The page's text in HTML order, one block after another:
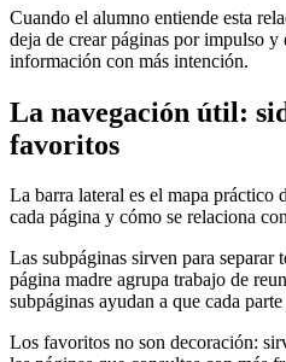
Cuando el alumno entiende esta
deja de crear páginas por impulso y
información con más intención.
La navegación útil:
favoritos
La barra lateral es el mapa
cada página y cómo se relaciona
Las subpáginas sirven para separar
página madre agrupa trabajo de
subpáginas ayudan a que cada
Los favoritos no son decoración: